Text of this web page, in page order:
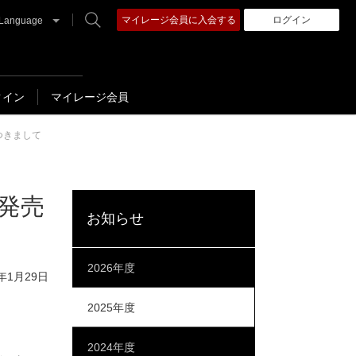
ン マイレージ会員
Language マイレージ会員に入会する ログイン
きまして
売
1月29日
お知らせ
2026年度
2025年度
2024年度